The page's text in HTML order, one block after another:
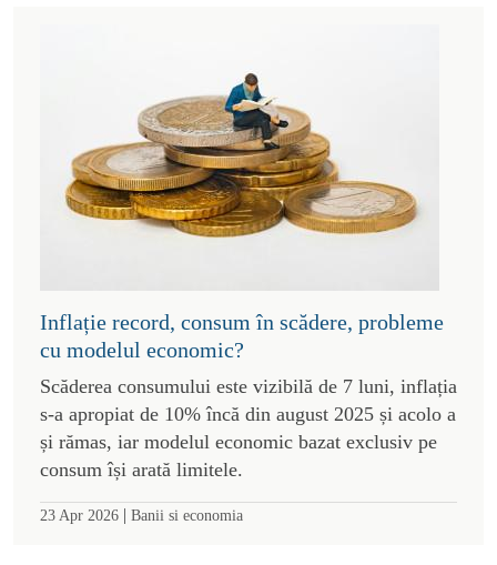
Inflație record, consum în scădere, probleme
cu modelul economic?
Scăderea consumului este vizibilă de 7 luni, inflația
s-a apropiat de 10% încă din august 2025 și acolo a
și rămas, iar modelul economic bazat exclusiv pe
consum își arată limitele.
23 Apr 2026 | Banii si economia